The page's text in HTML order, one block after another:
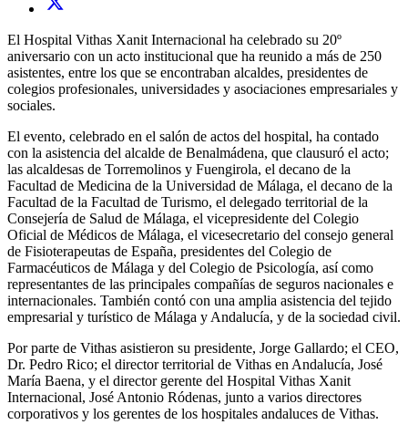
El Hospital Vithas Xanit Internacional ha celebrado su 20º
aniversario con un acto institucional que ha reunido a más de 250
asistentes, entre los que se encontraban alcaldes, presidentes de
colegios profesionales, universidades y asociaciones empresariales y
sociales.
El evento, celebrado en el salón de actos del hospital, ha contado
con la asistencia del alcalde de Benalmádena, que clausuró el acto;
las alcaldesas de Torremolinos y Fuengirola, el decano de la
Facultad de Medicina de la Universidad de Málaga, el decano de la
Facultad de la Facultad de Turismo, el delegado territorial de la
Consejería de Salud de Málaga, el vicepresidente del Colegio
Oficial de Médicos de Málaga, el vicesecretario del consejo general
de Fisioterapeutas de España, presidentes del Colegio de
Farmacéuticos de Málaga y del Colegio de Psicología, así como
representantes de las principales compañías de seguros nacionales e
internacionales. También contó con una amplia asistencia del tejido
empresarial y turístico de Málaga y Andalucía, y de la sociedad civil.
Por parte de Vithas asistieron su presidente, Jorge Gallardo; el CEO,
Dr. Pedro Rico; el director territorial de Vithas en Andalucía, José
María Baena, y el director gerente del Hospital Vithas Xanit
Internacional, José Antonio Ródenas, junto a varios directores
corporativos y los gerentes de los hospitales andaluces de Vithas.